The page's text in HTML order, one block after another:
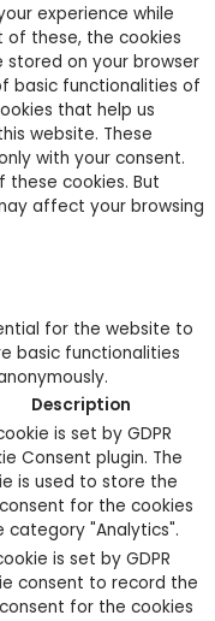
experience while
of these, the cookies
on your browser
basic functionalities of
that help us
website. These
with your consent.
cookies. But
affect your browsing
for the website to
basic functionalities
Description
is set by GDPR
Consent plugin. The
is used to store the
for the cookies
category "Analytics".
is set by GDPR
consent to record the
for the cookies